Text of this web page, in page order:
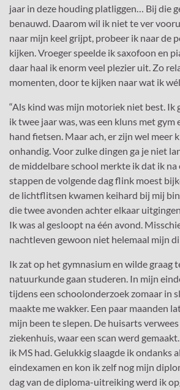
jaar in deze houding platliggen… Bij die
benauwd. Daarom wil ik niet te ver
naar mijn keel grijpt, probeer ik naar de
kijken. Vroeger speelde ik saxofoon en
daar haal ik enorm veel plezier uit. Zo
momenten, door te kijken naar wat ik wél
“Als kind was mijn motoriek niet best. Ik
ik twee jaar was, was een kluns met gym
hand fietsen. Maar ach, er zijn wel meer
onhandig. Voor zulke dingen ga je niet
de middelbare school merkte ik dat ik na
stappen de volgende dag flink moest
de lichtflitsen kwamen keihard bij mij
die twee avonden achter elkaar
Ik was al gesloopt na één avond.
nachtleven gewoon niet helemaal mijn
Ik zat op het gymnasium en wilde graag
natuurkunde gaan studeren. In mijn
tijdens een schoolonderzoek zomaar in
maakte me wakker. Een paar maanden
mijn been te slepen. De huisarts
ziekenhuis, waar een scan werd
ik MS had. Gelukkig slaagde ik ondanks
eindexamen en kon ik zelf nog mijn
dag van de diploma-uitreiking werd ik